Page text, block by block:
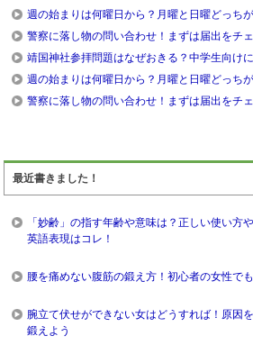
週の始まりは何曜日から？月曜と日曜どっち
警察に落し物の問い合わせ！まずは届出をチ
靖国神社参拝問題はなぜおきる？中学生向け
週の始まりは何曜日から？月曜と日曜どっち
警察に落し物の問い合わせ！まずは届出をチ
最近書きました！
「妙齢」の指す年齢や意味は？正しい使い方
英語表現はコレ！
腰を痛めない腹筋の鍛え方！初心者の女性で
腕立て伏せができない女はどうすれば！原因
鍛えよう